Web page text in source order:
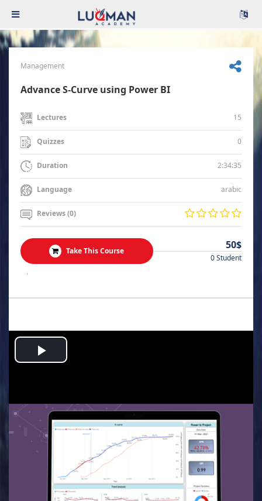
Management
Advance S-Curve using Power BI
Lectures 15
Quizzes 0
Duration 2:34:35
Language arabic
Reviews (0)
Take This Course 50$
0 Student
.
Play